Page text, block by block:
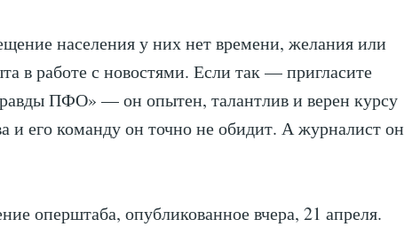
населения у них нет времени, желания или
в работе с новостями. Если так — пригласите
ПФО» — он опытен, талантлив и верен курсу
и его команду он точно не обидит. А журналист он
оперштаба, опубликованное вчера, 21 апреля.